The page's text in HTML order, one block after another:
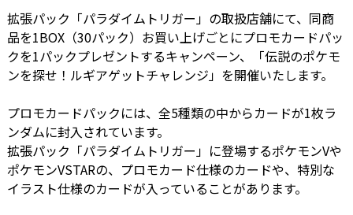
拡張パック「パラダイムトリガー」の取扱店舗にて、同商
品を1BOX（30パック）お買い上げごとにプロモカードパッ
クを1パックプレゼントするキャンペーン、「伝説のポケモ
ンを探せ！ルギアゲットチャレンジ」を開催いたします。
プロモカードパックには、全5種類の中からカードが1枚ラ
ンダムに封入されています。
拡張パック「パラダイムトリガー」に登場するポケモンVや
ポケモンVSTARの、プロモカード仕様のカードや、特別な
イラスト仕様のカードが入っていることがあります。